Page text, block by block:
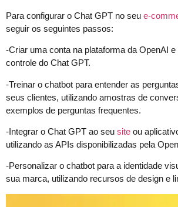
Para configurar o Chat GPT no seu e-
seguir os seguintes passos:
-Criar uma conta na plataforma da OpenAI
controle do Chat GPT.
-Treinar o chatbot para entender as
seus clientes, utilizando amostras de
exemplos de perguntas frequentes.
-Integrar o Chat GPT ao seu site ou
utilizando as APIs disponibilizadas pela
-Personalizar o chatbot para a identidade
sua marca, utilizando recursos de design e